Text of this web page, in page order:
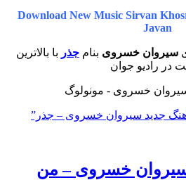
Download New Music Sirvan
Javan
سیروان خسروی بنام جذر با بالاترین
در رادیو جوان
آهنگ جدید سیروان خسروی – جذر”
سیروان خسروی – من